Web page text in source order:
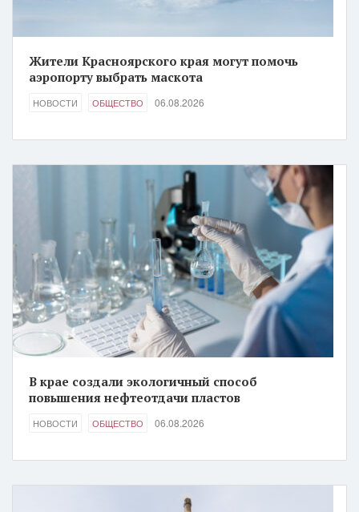
Жители Красноярского края могут помочь
аэропорту выбрать маскота
НОВОСТИ ОБЩЕСТВО 06.08.2026
В крае создали экологичный способ
повышения нефтеотдачи пластов
НОВОСТИ ОБЩЕСТВО 06.08.2026